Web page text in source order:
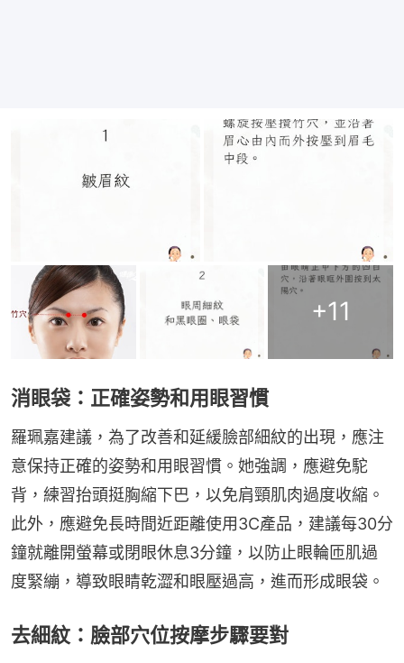
+11
消眼袋：正確姿勢和用眼習慣
羅珮嘉建議，為了改善和延緩臉部細紋的出現，應注
意保持正確的姿勢和用眼習慣。她強調，應避免駝
背，練習抬頭挺胸縮下巴，以免肩頸肌肉過度收縮。
此外，應避免長時間近距離使用3C產品，建議每30分
鐘就離開螢幕或閉眼休息3分鐘，以防止眼輪匝肌過
度緊繃，導致眼睛乾澀和眼壓過高，進而形成眼袋。
去細紋：臉部穴位按摩步驟要對